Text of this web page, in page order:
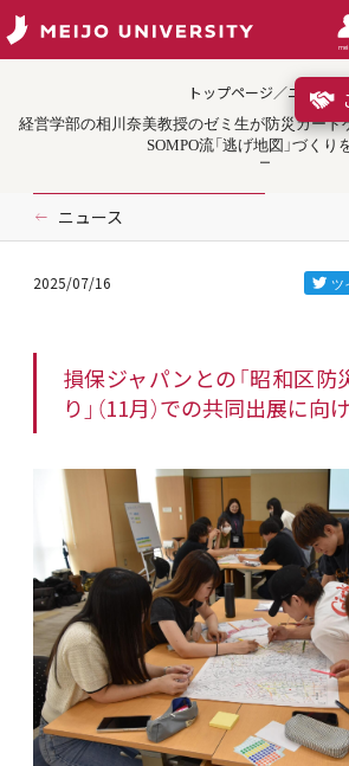
トップページ／ニュース
経営学部の相川奈美教授のゼミ生が防災カード
SOMPO流「逃げ地図」づくり
ニュース
2025/07/16
損保ジャパンとの「昭和区防
り」（11月）での共同出展に向